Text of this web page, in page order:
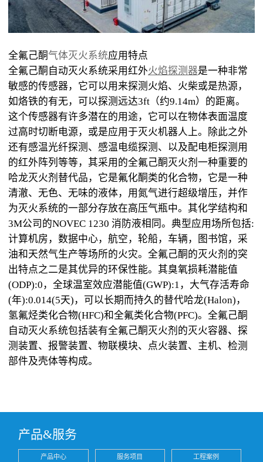
全氟己酮气体灭火系统应用特点
全氟己酮自动灭火系统采用红外火焰探测器是一种非常
敏感的传感器，它可以用来探测火焰、火柴或是热源，
如烙铁的有无，可以探测远达3ft（约9.14m）的距离。
这个传感器有许多潜在的用途，它可以在物体表面温度
过高时切断电源，或是应用于灭火机器人上。除此之外
还有感温光纤探测、感温电缆探测、以及配电柜探测用
的红外阵列等等，其采用的全氟己酮灭火剂一种重要的
哈龙灭火剂替代品，它是氟化酮类的化合物，它是一种
清澈、无色、无味的液体，用氮气进行超级增压，并作
为灭火系统的一部分存放在高压气瓶中。其化学结构和
3M公司的NOVEC 1230 消防液相同。典型应用场所包括:
计算机房，数据中心，航空，轮船，车辆，图书馆，采
油和天然气生产等场所的火灾。全氟己酮的灭火剂的突
出特点之二是其优异的环保性能。其臭氧损耗潜能值
(ODP):0，全球温室效应潜能值(GWP):1，大气存活寿命
(年):0.014(5天)，可以长期而持久的替代哈龙(Halon)，
氢氟烃类化合物(HFC)和全氟类化合物(PFC)。全氟己酮
自动灭火系统包括装有全氟己酮灭火剂的灭火容器、探
测装置、报警装置、物联模块、点火装置、主机、检测
部件及壳体等构成。
产品&服务
产品中心 服务项目 工程案例